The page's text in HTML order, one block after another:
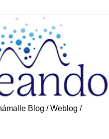
Blog / Weblog /